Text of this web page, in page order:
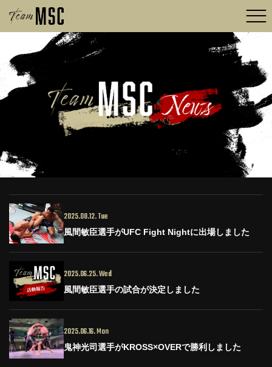
2025.08.12. Tue
風間敏臣選手がUFC Fight Nightに出場しました
2025.06.25. Wed
風間敏臣選手の試合が決定しました
2025.06.16. Mon
鬼神光司選手がKROSS×OVERで勝利しました